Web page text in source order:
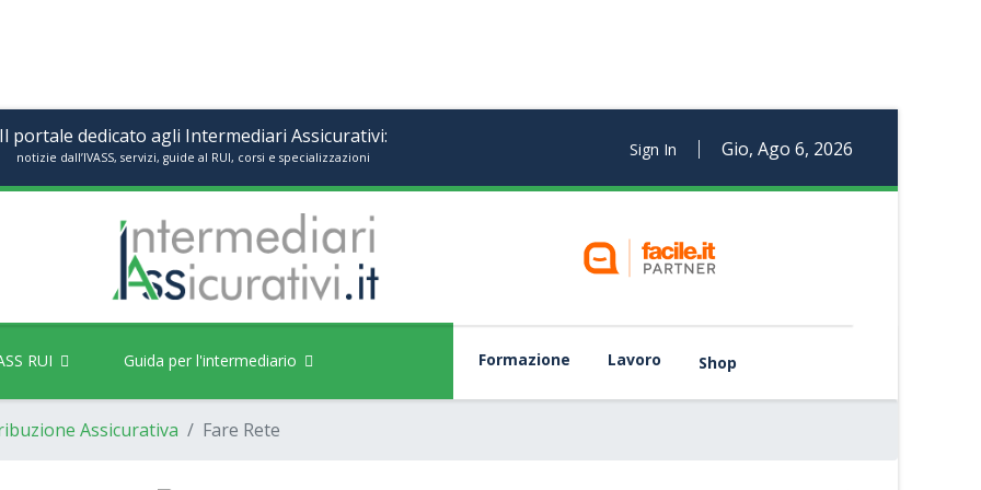
Il portale dedicato agli Intermediari Assicurativi:
notizie dall’IVASS, servizi, guide al RUI, corsi e specializzazioni Gio, Ago 6, 2026
Sign In
RUI Guida per l'intermediario Formazione Lavoro Shop
Assicurativa Fare Rete